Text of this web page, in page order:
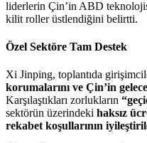
liderlerin Çin’in ABD
kilit roller üstlendiğini belirtti.
Özel Sektöre Tam Destek
Xi Jinping, toplantıda
korumalarını ve Çin’in
Karşılaştıkları zorlukların
sektörün üzerindeki haksız
rekabet koşullarının